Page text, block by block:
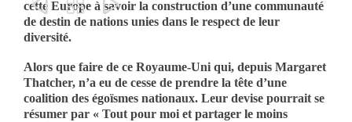
  
cette Europe à savoir la construction d’une communauté
de destin de nations unies dans le respect de leur
diversité.
Alors que faire de ce Royaume-Uni qui, depuis Margaret
Thatcher, n’a eu de cesse de prendre la tête d’une
coalition des égoïsmes nationaux. Leur devise pourrait se
résumer par « Tout pour moi et partager le moins